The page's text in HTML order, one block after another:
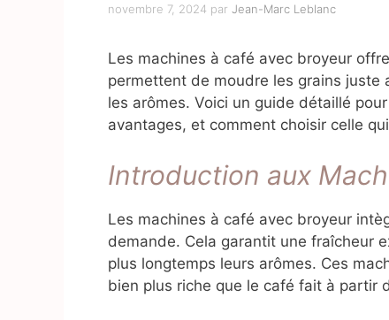
novembre 7, 2024 par Jean-Marc Leblanc
Les machines à café avec broyeur
permettent de moudre les grains juste
les arômes. Voici un guide détaillé
avantages, et comment choisir celle
Introduction aux
Les machines à café avec broyeur
demande. Cela garantit une fraîcheur
plus longtemps leurs arômes. Ces
bien plus riche que le café fait à partir